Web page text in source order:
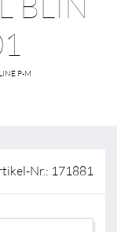
P-M
Nr.: 171881